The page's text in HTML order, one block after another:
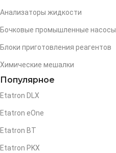
Анализаторы жидкости
Бочковые промышленные насосы
Блоки приготовления реагентов
Химические мешалки
Популярное
Etatron DLX
Etatron eOne
Etatron BT
Etatron PKX